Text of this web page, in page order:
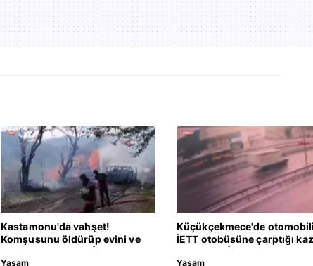
Kastamonu'da vahşet!
Komşusunu öldürüp evini ve
Yaşam
Küçükçekmece'de
İETT otobüsüne çarptığı
Yaşam